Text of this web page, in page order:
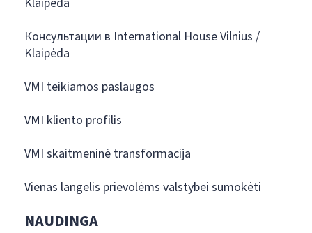
Консультации в International House Vilnius /
Klaipėda
VMI teikiamos paslaugos
VMI kliento profilis
VMI skaitmeninė transformacija
Vienas langelis prievolėms valstybei sumokėti
NAUDINGA